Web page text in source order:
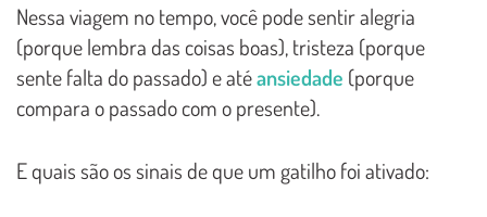
Nessa viagem no tempo, você pode sentir alegria
(porque lembra das coisas boas), tristeza (porque
sente falta do passado) e atéansiedade (porque
compara o passado com o presente).
E quais são os sinais de que um gatilho foi ativado: